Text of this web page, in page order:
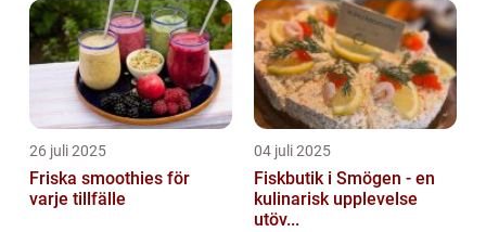
26 juli 2025
Friska smoothies för
varje tillfälle
04 juli 2025
Fiskbutik i Smögen - en
kulinarisk upplevelse
utöv...